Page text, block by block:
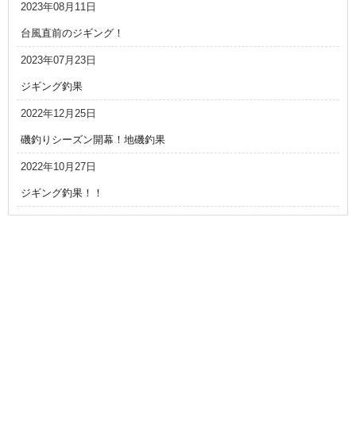
2023年08月11日
台風直前のジギング！
2023年07月23日
ジギング釣果
2022年12月25日
磯釣りシーズン開幕！地磯釣果
2022年10月27日
ジギング釣果！！